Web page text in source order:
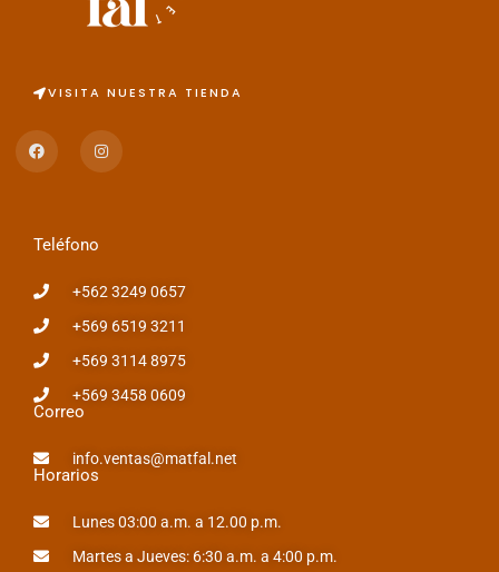
VISITA NUESTRA TIENDA
F
a
k
n
Teléfono
+562 3249 0657
+569 6519 3211
+569 3114 8975
+569 3458 0609
Correo
info.ventas@matfal.net
Horarios
Lunes 03:00 a.m. a 12.00 p.m.
Martes a Jueves: 6:30 a.m. a 4:00 p.m.